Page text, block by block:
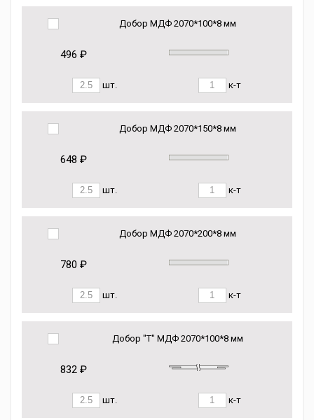
Добор МДФ 2070*100*8 мм
496 ₽
шт. к-т
Добор МДФ 2070*150*8 мм
648 ₽
шт. к-т
Добор МДФ 2070*200*8 мм
780 ₽
шт. к-т
Добор "Т" МДФ 2070*100*8 мм
832 ₽
шт. к-т